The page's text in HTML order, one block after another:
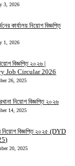
3, 2026
কার্যালয় নিয়োগ বিজ্ঞপ্তি
1, 2026
বিজ্ঞপ্তি ২০২৬ |
Job Circular 2026
26, 2025
নিয়োগ বিজ্ঞপ্তি ২০২৬
14, 2025
বিজ্ঞপ্তি ২০২৫ (DYD
20, 2025